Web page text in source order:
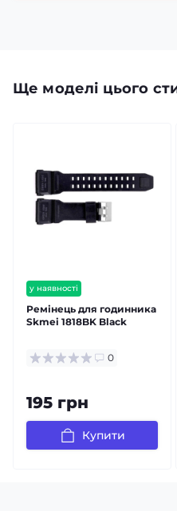
Ще моделі цього
у наявності
Ремінець для годинника
Skmei 1818BK Black
0
195 грн
Купити